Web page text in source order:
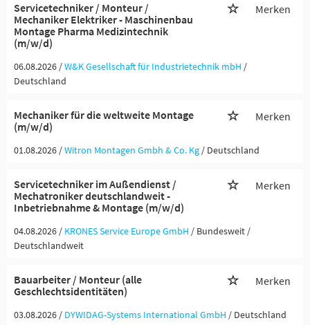
Servicetechniker / Monteur /
Mechaniker Elektriker - Maschinenbau
Montage Pharma Medizintechnik
(m/w/d)
Merken
06.08.2026 /W&K Gesellschaft für Industrietechnik mbH /
Deutschland
Mechaniker für die weltweite Montage
(m/w/d)
Merken
01.08.2026 /Witron Montagen Gmbh & Co. Kg / Deutschland
Servicetechniker im Außendienst /
Mechatroniker deutschlandweit -
Inbetriebnahme & Montage (m/w/d)
Merken
04.08.2026 / KRONES Service Europe GmbH / Bundesweit /
Deutschlandweit
Bauarbeiter / Monteur (alle
Geschlechtsidentitäten)
Merken
03.08.2026 / DYWIDAG-Systems International GmbH / Deutschland